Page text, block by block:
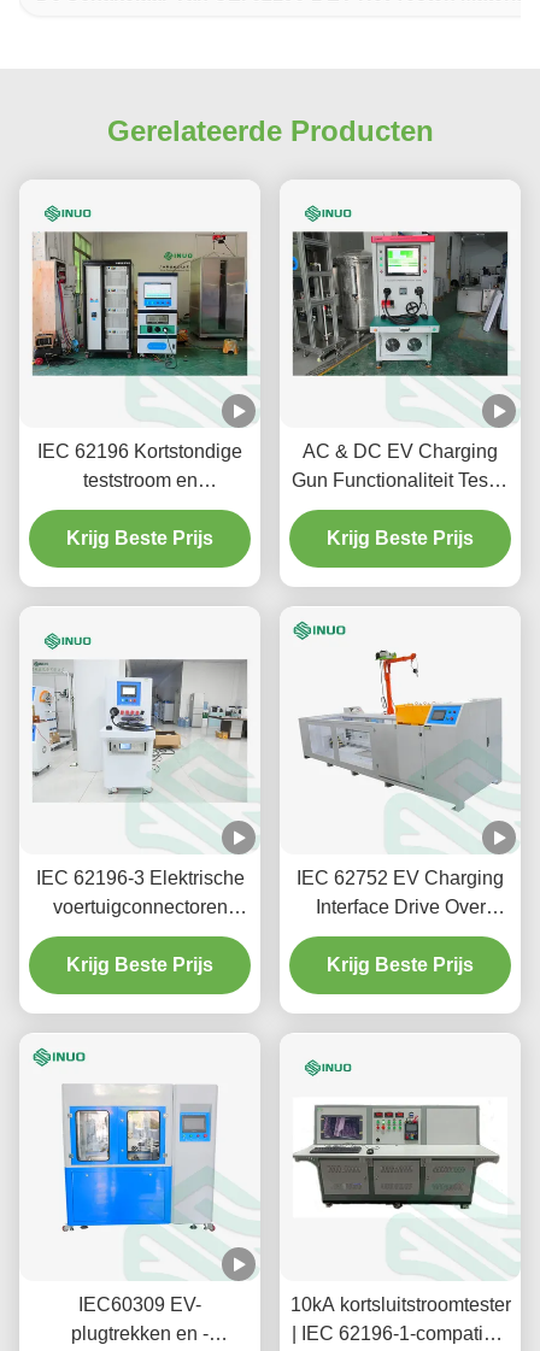
Gerelateerde Producten
IEC 62196 Kortstondige
teststroom en
temperatuurstijging
testsysteem voor EV-
connector
Krijg Beste Prijs
AC & DC EV Charging
Gun Functionaliteit Tester
SNEQ08
Krijg Beste Prijs
IEC 62196-3 Elektrische
voertuigconnectoren
Temperatuurverhogingstestapparatuur
Krijg Beste Prijs
IEC 62752 EV Charging
Interface Drive Over
Testing Machine voor
stekkervoertuigconnector
Krijg Beste Prijs
IEC60309 EV-
plugtrekken en -
10kA kortsluitstroomtester
| IEC 62196-1-compatibel